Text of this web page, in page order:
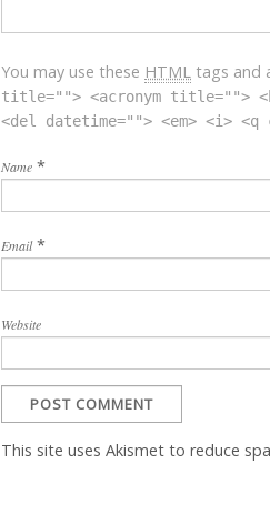
You may use these HTML tags and
title=""> <acronym title="">
<del datetime=""> <em> <i>
Name *
Email *
Website
This site uses Akismet to reduce